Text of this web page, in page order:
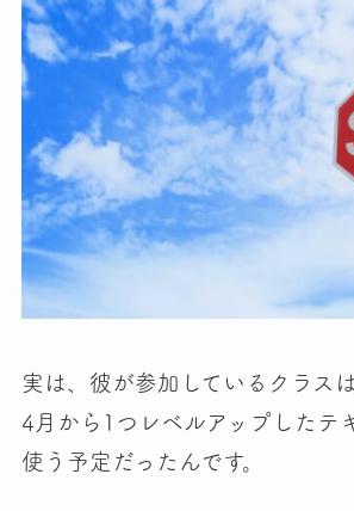
実は、彼が参加しているクラス
4月から1つレベルアップしたテ
使う予定だったんです。